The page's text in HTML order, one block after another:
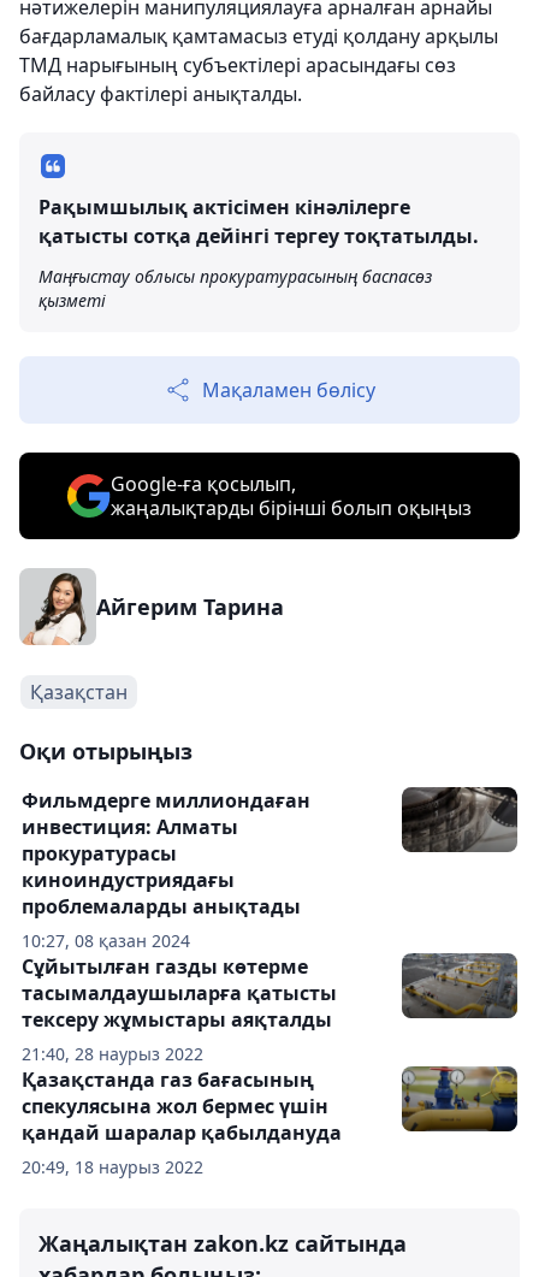
нәтижелерін манипуляциялауға арналған арнайы
бағдарламалық қамтамасыз етуді қолдану арқылы
ТМД нарығының субъектілері арасындағы сөз
байласу фактілері анықталды.
Рақымшылық актісімен кінәлілерге
қатысты сотқа дейінгі тергеу тоқтатылды.
Маңғыстау облысы прокуратурасының баспасөз
қызметі
Мақаламен бөлісу
Google-ға қосылып,
жаңалықтарды бірінші болып оқыңыз
Айгерим Тарина
Қазақстан
Оқи отырыңыз
10:27, 08 қазан 2024
Фильмдерге миллиондаған
инвестиция: Алматы
прокуратурасы
киноиндустриядағы
проблемаларды анықтады
21:40, 28 наурыз 2022
Сұйытылған газды көтерме
тасымалдаушыларға қатысты
тексеру жұмыстары аяқталды
20:49, 18 наурыз 2022
Қазақстанда газ бағасының
спекулясына жол бермес үшін
қандай шаралар қабылдануда
Жаңалықтан zakon.kz сайтында